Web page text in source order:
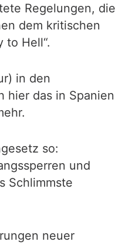
Regelungen, die
dem kritischen
to Hell“.
in den
hier das in Spanien
so:
und
Schlimmste
neuer